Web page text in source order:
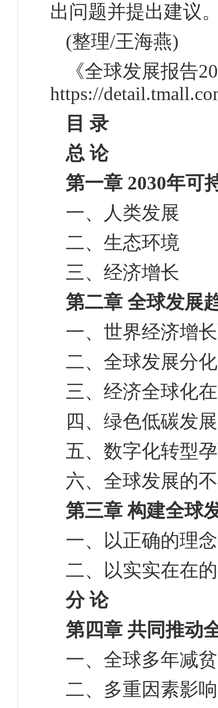
出问题并提出建议
(整理/王海燕)
《全球发展报告
https://
目 录
总 论
第一章 2030年可
一、人类发展
二、生态环境
三、经济增长
第二章 全球发展
一、世界经济增
二、全球发展分
三、经济全球化
四、绿色低碳发
五、数字化转型
六、全球发展的
第三章 构建全球
一、以正确的理
二、以实实在在
分 论
第四章 共同推动
一、全球多年减
二、多重因素影